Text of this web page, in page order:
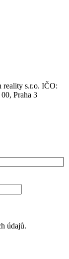
reality s.r.o. IČO:
Praha 3
údajů.